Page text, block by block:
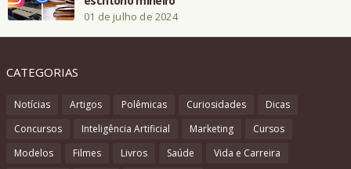
01 de julho de 2024
CATEGORIAS
Notícias Artigos Polêmicas Curiosidades
Dicas
Concursos
Inteligência Artificial Marketing
Cursos
Modelos
Filmes Livros Saúde
Vida e Carreira